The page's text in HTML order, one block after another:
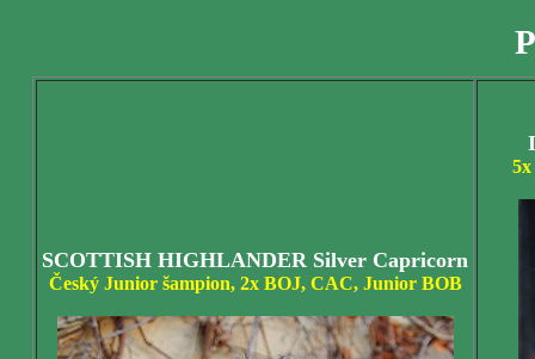
SCOTTISH HIGHLANDER Silver Capricorn
Český Junior šampion, 2x BOJ, CAC, Junior BOB